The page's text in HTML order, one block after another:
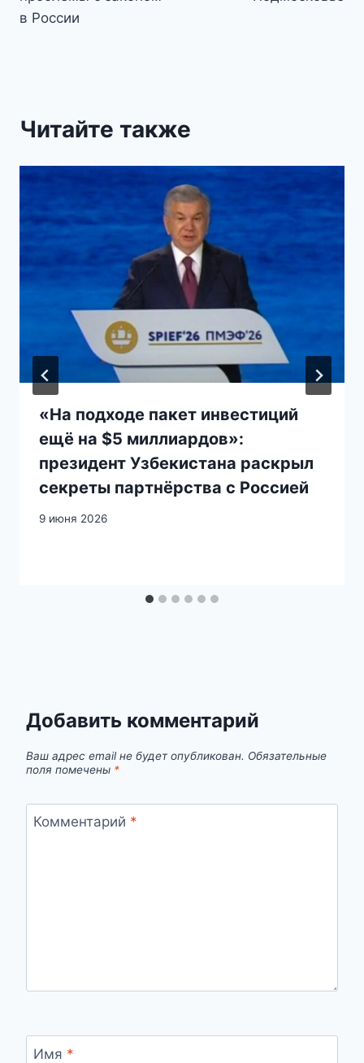
в России
Читайте также
«На подходе пакет инвестиций
ещё на $5 миллиардов»:
президент Узбекистана раскрыл
секреты партнёрства с Россией
9 июня 2026
Добавить комментарий
Ваш адрес email не будет опубликован. Обязательные
поля помечены *
Комментарий *
Имя *